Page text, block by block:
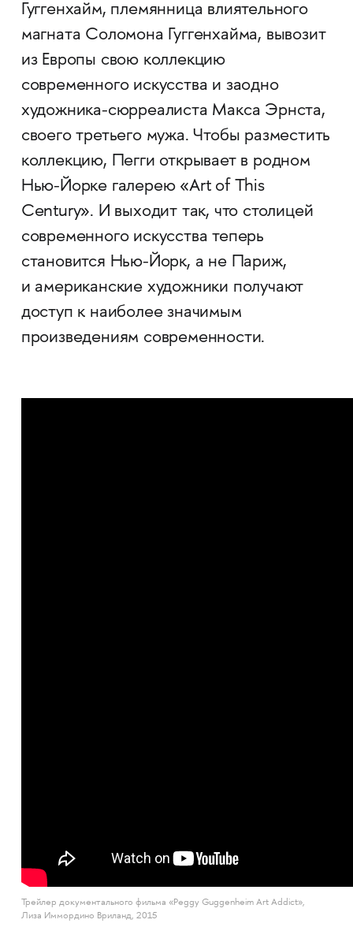
Гуггенхайм, племянница влиятельного
магната Соломона Гуггенхайма, вывозит
из Европы свою коллекцию
современного искусства и заодно
художника-сюрреалиста Макса Эрнста,
своего третьего мужа. Чтобы разместить
коллекцию, Пегги открывает в родном
Нью-Йорке галерею «Art of This
Century». И выходит так, что столицей
современного искусства теперь
становится Нью-Йорк, а не Париж,
и американские художники получают
доступ к наиболее значимым
произведениям современности.
Трейлер документального фильма «Peggy Guggenheim Art Addict»,
Лиза Иммордино Вриланд, 2015